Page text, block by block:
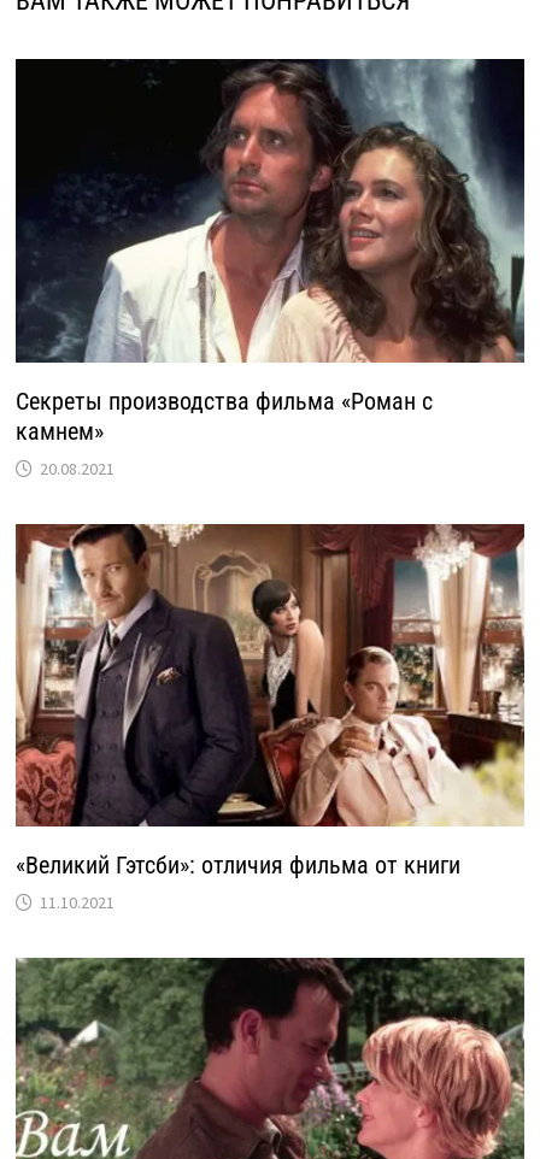
Секреты производства фильма «Роман с
камнем»
20.08.2021
«Великий Гэтсби»: отличия фильма от книги
11.10.2021